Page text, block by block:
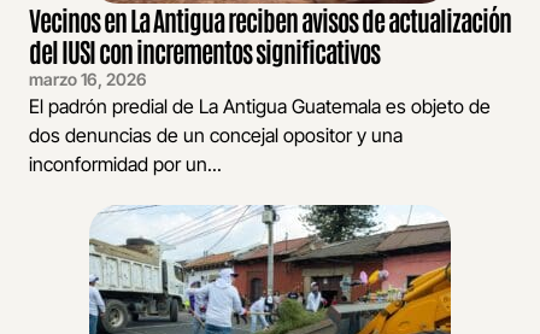
Vecinos en La Antigua reciben avisos de actualización
del IUSI con incrementos significativos
marzo 16, 2026
El padrón predial de La Antigua Guatemala es objeto de
dos denuncias de un concejal opositor y una
inconformidad por un...